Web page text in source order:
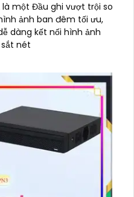
là một Đầu ghi vượt trội so
dàng kết nối hình ảnh
nét